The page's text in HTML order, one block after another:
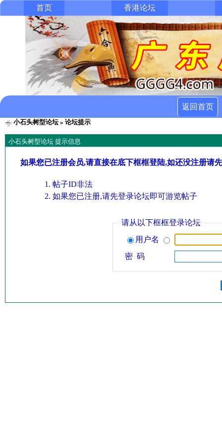
首页 香港论坛
返回首页
小石头树型论坛» 论坛提示
小石头树型论坛 提示信息
如果您已注册会员,请直接在底下框框登陆,如还没注册请
帖子ID非法
如果您已注册,请先登录论坛即可游览帖子
请从以下框框登录论坛
用户名
密 码